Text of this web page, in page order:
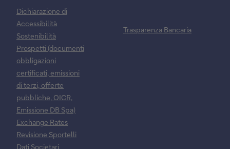
Dichiarazione di
Accessibilità
Sostenibilità
Prospetti (documenti
obbligazioni
certificati, emissioni
di terzi, offerte
pubbliche, OICR,
Emissione DB Spa)
Exchange Rates
Revisione Sportelli
Dati Societari
Trasparenza Bancaria